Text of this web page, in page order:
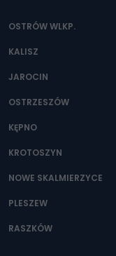
OSTRÓW WLKP.
KALISZ
JAROCIN
OSTRZESZÓW
KĘPNO
KROTOSZYN
NOWE SKALMIERZYCE
PLESZEW
RASZKÓW